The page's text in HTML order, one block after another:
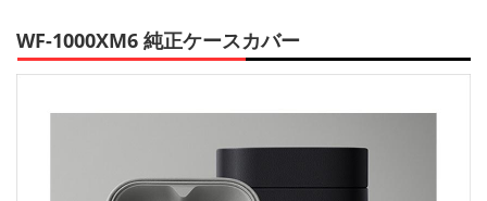
WF-1000XM6 純正ケースカバー